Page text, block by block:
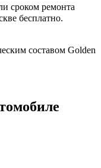
сроком ремонта
бесплатно.
составом Golden